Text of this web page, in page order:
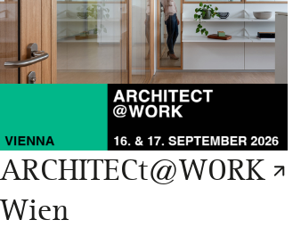
ARCHITECt@WORK
Wien